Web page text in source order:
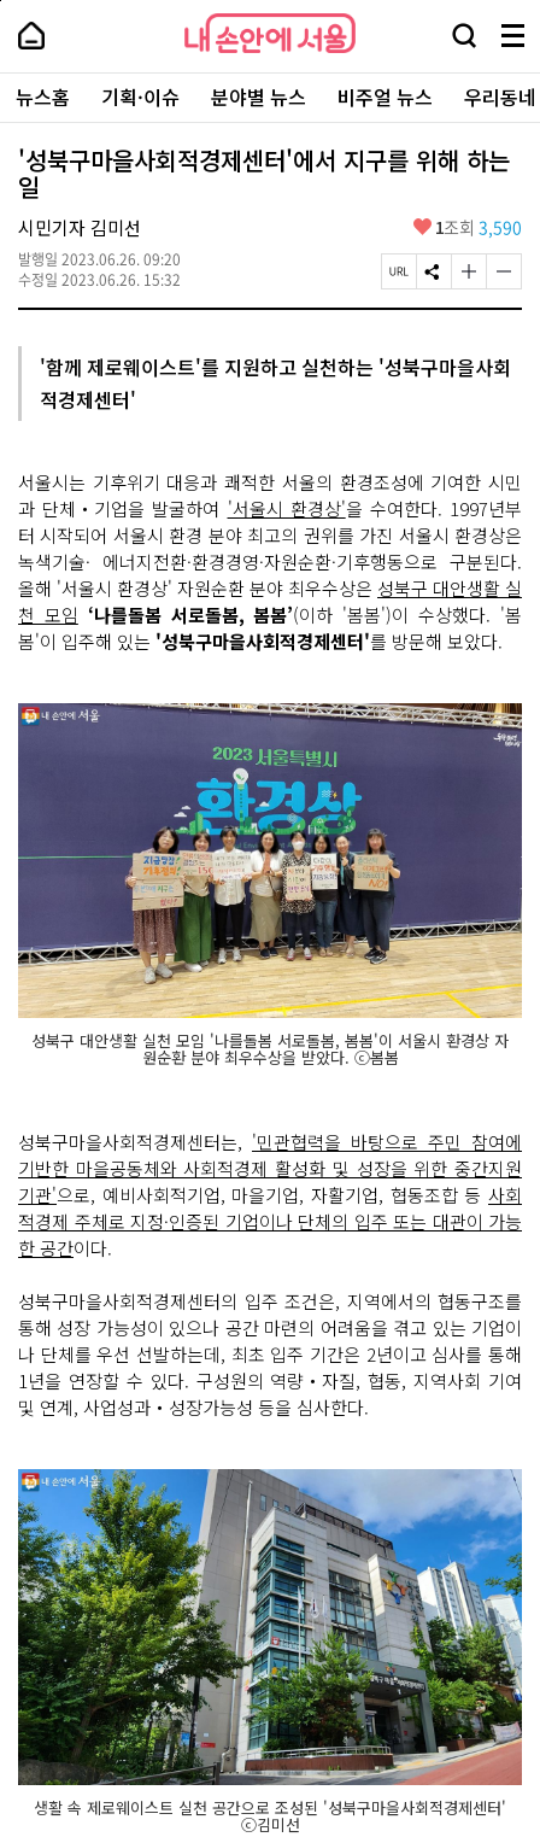
본
로
가
내
손
안
에
서
울
-
서
울
시
대
표
소
통
포
내
손
에
울
검
창
열
기
메
뉴
전
체
보
주
요
서
뉴스홈 기획·이슈 분야별 뉴스 비주얼 뉴스 우리동
'성북구마을사회적경제센터'에서 지구를 위해 하는
일
시민기자 김미선
발행일 2023.06.26. 09:20
수정일 2023.06.26. 15:32
좋
요
1조회 3,590
페
이
R
L
S
N
유
하
글
자
크
게
글
자
작
게
'함께 제로웨이스트'를 지원하고 실천하는 '성북구마을사회
적경제센터'
서울시는 기후위기 대응과 쾌적한 서울의 환경조성에 기여한 시민
과 단체‧기업을 발굴하여 '서울시 환경상'을 수여한다. 1997년부
터 시작되어 서울시 환경 분야 최고의 권위를 가진 서울시 환경상은
녹색기술· 에너지전환·환경경영·자원순환·기후행동으로 구분된다.
올해 '서울시 환경상' 자원순환 분야 최우수상은 성북구 대안생활 실
천 모임 ‘나를돌봄 서로돌봄, 봄봄’(이하 '봄봄')이 수상했다. '봄
봄'이 입주해 있는 '성북구마을사회적경제센터'를 방문해 보았다.
성북구 대안생활 실천 모임 '나를돌봄 서로돌봄, 봄봄'이 서울시 환경상 자
원순환 분야 최우수상을 받았다. ⓒ봄봄
성북구마을사회적경제센터는, '민관협력을 바탕으로 주민 참여에
기반한 마을공동체와 사회적경제 활성화 및 성장을 위한 중간지원
기관'으로, 예비사회적기업, 마을기업, 자활기업, 협동조합 등 사회
적경제 주체로 지정·인증된 기업이나 단체의 입주 또는 대관이 가능
한 공간이다.
성북구마을사회적경제센터의 입주 조건은, 지역에서의 협동구조를
통해 성장 가능성이 있으나 공간 마련의 어려움을 겪고 있는 기업이
나 단체를 우선 선발하는데, 최초 입주 기간은 2년이고 심사를 통해
1년을 연장할 수 있다. 구성원의 역량‧자질, 협동, 지역사회 기여
및 연계, 사업성과‧성장가능성 등을 심사한다.
생활 속 제로웨이스트 실천 공간으로 조성된 '성북구마을사회적경제센터'
ⓒ김미선
페
상
단
로